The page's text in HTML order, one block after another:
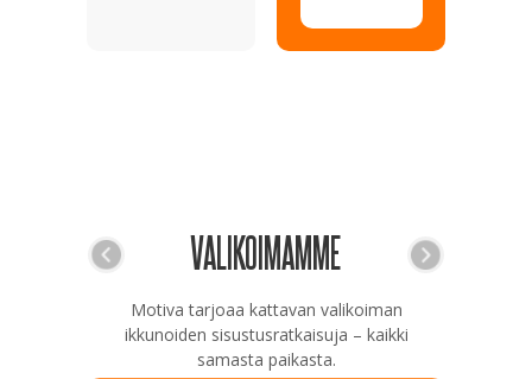
Motiva tarjoaa kattavan valikoiman
ikkunoiden sisustusratkaisuja – kaikki
samasta paikasta.
VALIKOIMAMME